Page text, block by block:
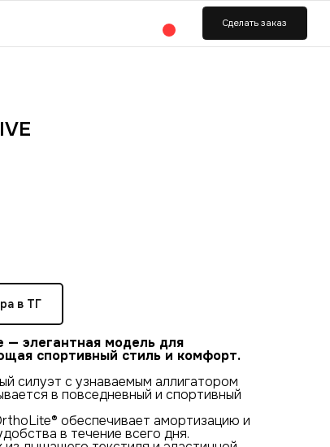
в ТГ
— элегантная модель для
спортивный стиль и комфорт.
силуэт с узнаваемым аллигатором
в повседневный и спортивный
обеспечивает амортизацию и
в течение всего дня.